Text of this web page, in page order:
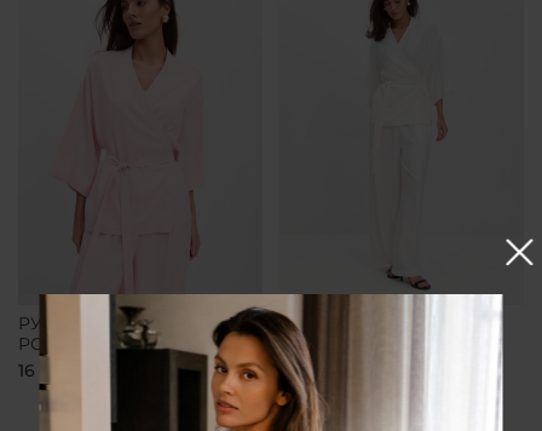
РУБАШКА-КИМОНО
РОЗОВАЯ
16 700 ₽
РУБАШКА-КИМОНО
БЕЛАЯ
16 700 ₽